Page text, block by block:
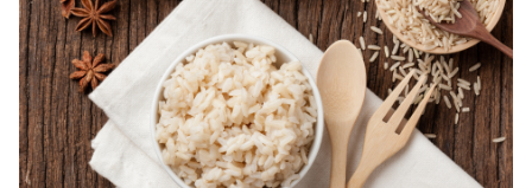
Komunitas dan Program
Yayasan Segenggam Beras
Media